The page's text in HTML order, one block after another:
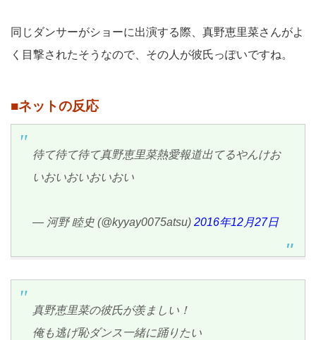
同じダンサーがショーに出演する際、真野恵里菜さんがよ
く目撃されたそうなので、その人が彼氏っぽいですね。
■ネットの反応
待て待て待て真野恵里菜熱愛報道出てるやんけお
いおいおいおいおい
— 河野 睦史 (@kyyay0075atsu) 2016年12月27日
真野恵里菜の彼氏が羨ましい！
俺も逃げ恥ダンス一緒に踊りたい